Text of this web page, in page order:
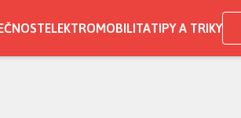
ELEKTROMOBILITATIPY A TRIKY